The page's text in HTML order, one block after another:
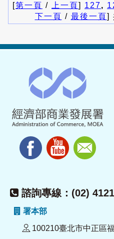
[第一頁 / 上一頁] 127,
下一頁 / 最後一頁]
諮詢專線：(02)
署本部
100210臺北市中正區